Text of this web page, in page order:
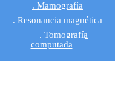
Mamografía
Resonancia magnética
Tomografía
computada